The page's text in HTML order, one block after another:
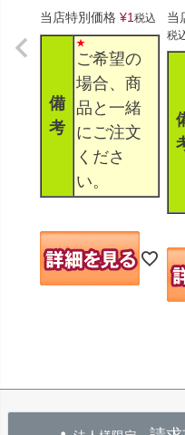
当店特別価格 ¥1 税込
備
考
ご希望の
場合、商
品と一緒
にご注文
くださ
い。
当
税